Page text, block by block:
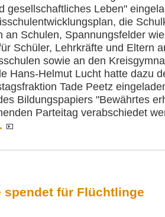
gesellschaftliches Leben"
die
an Schulen, Spannungsfelder
Schüler, Lehrkräfte und Eltern
sowie an den
Hans-Helmut Lucht hatte dazu
Tade Peetz
Bildungspapiers "Bewährtes
Parteitag verabschiedet
spendet für Flüchtlinge